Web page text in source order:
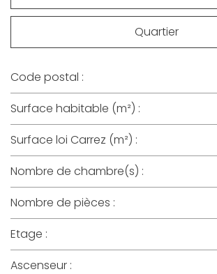
Quartier
Code postal :
Surface habitable (m²) :
Surface loi Carrez (m²) :
Nombre de chambre(s) :
Nombre de pièces :
Etage :
Ascenseur :